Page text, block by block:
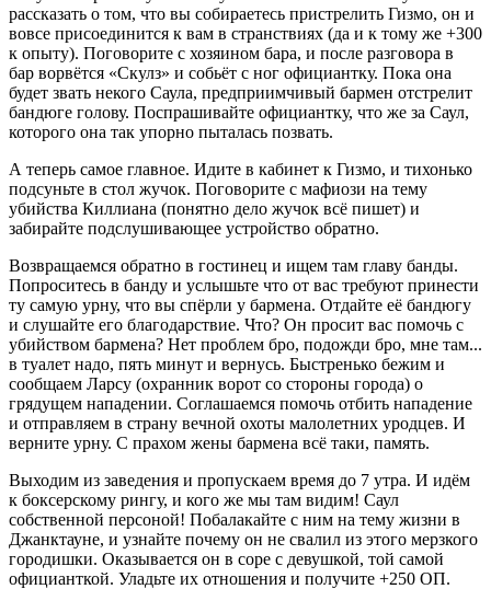
рассказать о том, что вы собираетесь пристрелить Гизмо, он и
вовсе присоединится к вам в странствиях (да и к тому же +300
к опыту). Поговорите с хозяином бара, и после разговора в
бар ворвётся «Скулз» и собьёт с ног официантку. Пока она
будет звать некого Саула, предприимчивый бармен отстрелит
бандюге голову. Поспрашивайте официантку, что же за Саул,
которого она так упорно пыталась позвать.
А теперь самое главное. Идите в кабинет к Гизмо, и тихонько
подсуньте в стол жучок. Поговорите с мафиози на тему
убийства Киллиана (понятно дело жучок всё пишет) и
забирайте подслушивающее устройство обратно.
Возвращаемся обратно в гостинец и ищем там главу банды.
Попроситесь в банду и услышьте что от вас требуют принести
ту самую урну, что вы спёрли у бармена. Отдайте её бандюгу
и слушайте его благодарствие. Что? Он просит вас помочь с
убийством бармена? Нет проблем бро, подожди бро, мне там...
в туалет надо, пять минут и вернусь. Быстренько бежим и
сообщаем Ларсу (охранник ворот со стороны города) о
грядущем нападении. Соглашаемся помочь отбить нападение
и отправляем в страну вечной охоты малолетних уродцев. И
верните урну. С прахом жены бармена всё таки, память.
Выходим из заведения и пропускаем время до 7 утра. И идём
к боксерскому рингу, и кого же мы там видим! Саул
собственной персоной! Побалакайте с ним на тему жизни в
Джанктауне, и узнайте почему он не свалил из этого мерзкого
городишки. Оказывается он в соре с девушкой, той самой
официанткой. Уладьте их отношения и получите +250 ОП.